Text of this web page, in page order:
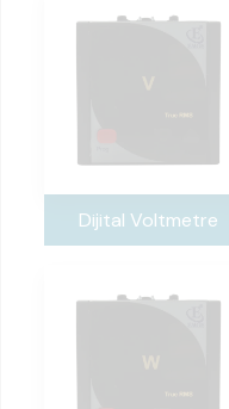
Dijital Voltmetre